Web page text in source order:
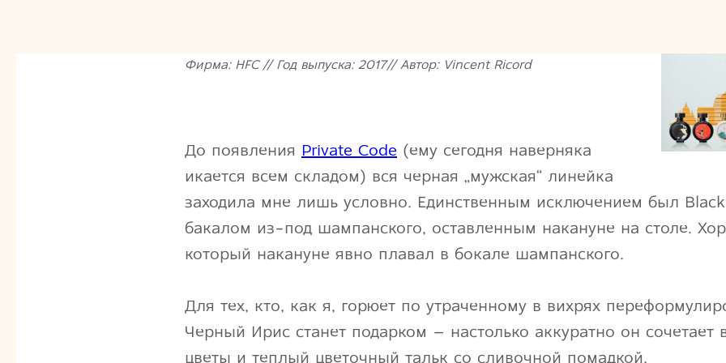
Фирма: HFC // Год выпуска: 2017// Автор: Vincent Ricord
До появления Private Code (ему сегодня наверняка
икается всем складом) вся черная „мужская“ линейка
заходила мне лишь условно. Единственным исключением был
бакалом из-под шампанского, оставленным накануне на столе.
который накануне явно плавал в бокале шампанского.
Для тех, кто, как я, горюет по утраченному в вихрях
Черный Ирис станет подарком – настолько аккуратно он сочетает
цветы и теплый цветочный тальк со сливочной помадкой.